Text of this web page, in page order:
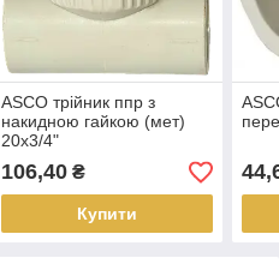
ASCO трійник ппр з
накидною гайкою (мет)
20х3/4"
106,40₴
Купити